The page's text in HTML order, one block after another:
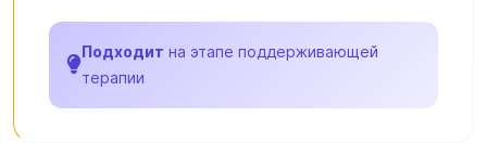
Подходит на этапе поддерживающей
терапии